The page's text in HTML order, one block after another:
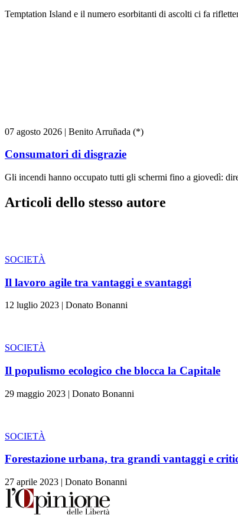
Temptation Island e il numero esorbitanti di ascolti ci fa
07 agosto 2026 | Benito Arruñada (*)
Consumatori di disgrazie
Gli incendi hanno occupato tutti gli schermi fino a giovedì:
Articoli dello stesso autore
SOCIETÀ
Il lavoro agile tra vantaggi e svantaggi
12 luglio 2023 | Donato Bonanni
SOCIETÀ
Il populismo ecologico che blocca la Capitale
29 maggio 2023 | Donato Bonanni
SOCIETÀ
Forestazione urbana, tra grandi vantaggi e
27 aprile 2023 | Donato Bonanni